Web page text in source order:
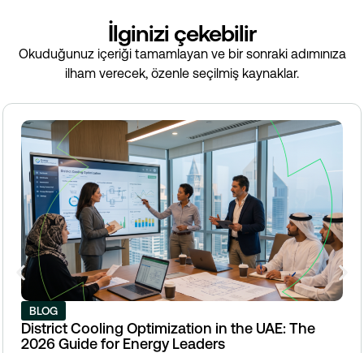
İlginizi çekebilir
Okuduğunuz içeriği tamamlayan ve bir sonraki adımınıza
ilham verecek, özenle seçilmiş kaynaklar.
BLOG
District Cooling Optimization in the UAE: The
2026 Guide for Energy Leaders